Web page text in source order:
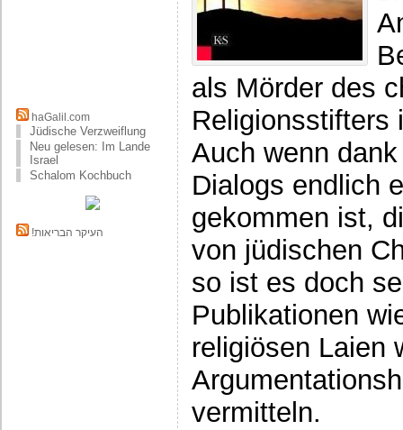
haGalil.com
Jüdische Verzweiflung
Neu gelesen: Im Lande
Israel
Schalom Kochbuch
!העיקר הבריאות
als Mörder des
Religionsstifters
Auch wenn
Dialogs endlich
gekommen ist,
von jüdischen
so ist es doch
Publikationen
religiösen Laien
vermitteln.